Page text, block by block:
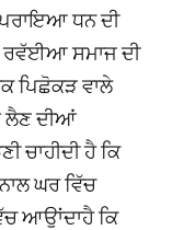
ਪਰਾਇਆ ਧਨ ਦੀ
ਰਵੱਈਆ ਸਮਾਜ ਦੀ
ਪਿਛੋਕੜ ਵਾਲੇ
ਲੈਣ ਦੀਆਂ
ਹੈ ਕਿ
ਘਰ ਵਿੱਚ
ਆਉਾਂਦਾਹੈ ਕਿ